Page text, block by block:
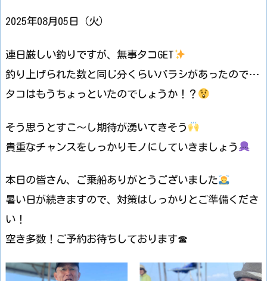
2025年08月05日（火）
連日厳しい釣りですが、無事タコGET
釣り上げられた数と同じ分くらいバラシがあったので…
タコはもうちょっといたのでしょうか！？
そう思うとすこ～し期待が湧いてきそう
貴重なチャンスをしっかりモノにしていきましょう
本日の皆さん、ご乗船ありがとうございました
暑い日が続きますので、対策はしっかりとご準備くださ
い！
空き多数！ご予約お待ちしております☎